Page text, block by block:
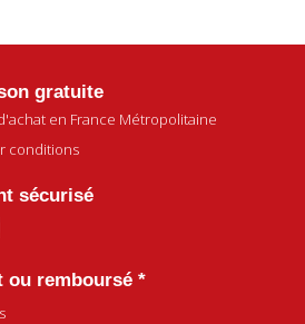
gratuite
en France Métropolitaine
conditions
sécurisé
ou remboursé *